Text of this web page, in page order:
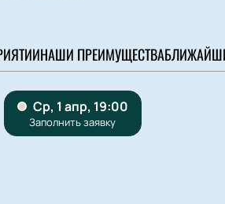
НАШИ ПРЕИМУЩЕСТВА